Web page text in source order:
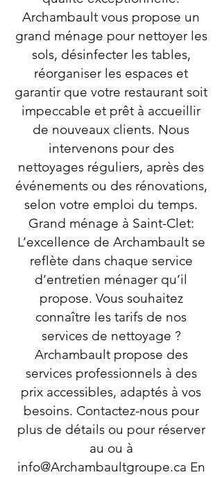
Archambault vous propose un
grand ménage pour nettoyer les
sols, désinfecter les tables,
réorganiser les espaces et
garantir que votre restaurant soit
impeccable et prêt à accueillir
de nouveaux clients. Nous
intervenons pour des
nettoyages réguliers, après des
événements ou des rénovations,
selon votre emploi du temps.
Grand ménage à Saint-Clet:
L’excellence de Archambault se
reflète dans chaque service
d’entretien ménager qu’il
propose. Vous souhaitez
connaître les tarifs de nos
services de nettoyage ?
Archambault propose des
services professionnels à des
prix accessibles, adaptés à vos
besoins. Contactez-nous pour
plus de détails ou pour réserver
au ou à
info@Archambaultgroupe.ca En